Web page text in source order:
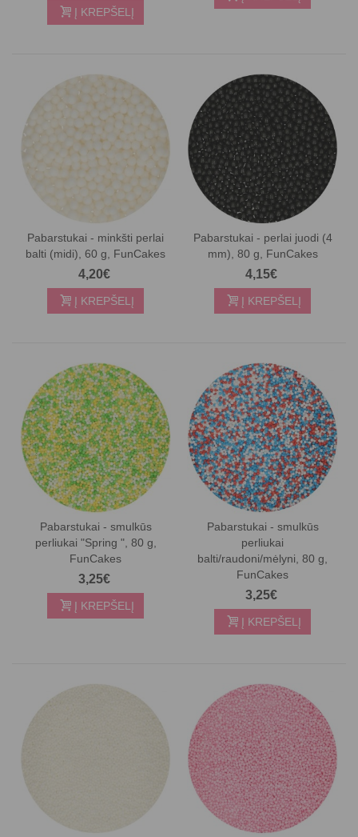
Į KREPŠELĮ
Pabarstukai - minkšti perlai
balti (midi), 60 g, FunCakes
4,20€
Į KREPŠELĮ
Pabarstukai - perlai juodi (4
mm), 80 g, FunCakes
4,15€
Į KREPŠELĮ
Pabarstukai - smulkūs
perliukai "Spring ", 80 g,
FunCakes
3,25€
Į KREPŠELĮ
Pabarstukai - smulkūs
perliukai
balti/raudoni/mėlyni, 80 g,
FunCakes
3,25€
Į KREPŠELĮ